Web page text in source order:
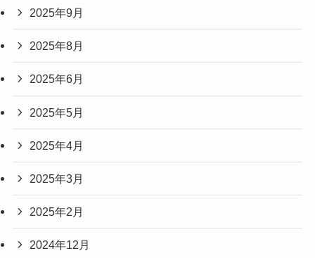
2025年9月
2025年8月
2025年6月
2025年5月
2025年4月
2025年3月
2025年2月
2024年12月